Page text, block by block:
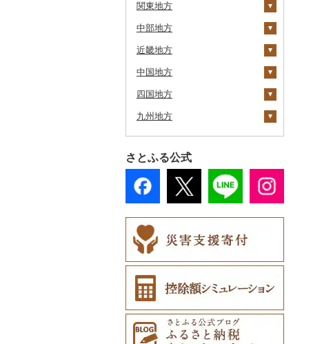
八雲町
鹿部町
江差町
白老町
せたな町
旭川市
森町
稚内市
標津町
清里町
北斗市
留萌市
釧路町
名寄市
美唄市
青森県
十和田市
大鰐町
南部町
五戸町
藤崎町
六ヶ所村
東北町
三戸町
東通村
おいらせ町
階上町
深浦町
青森市
岩手県
宮古市
軽米町
岩手町
矢巾町
釜石市
野田村
普代村
一戸町
紫波町
住田町
葛巻町
花巻市
宮城県
柴田町
色麻町
丸森町
大衡村
加美町
利府町
白石市
山元町
川崎町
村田町
栗原市
秋田県
大潟村
横手市
能代市
小坂町
仙北市
井川町
三種町
湯沢市
大館市
由利本荘市
山形県
村山市
尾花沢市
上山市
河北町
酒田市
長井市
南陽市
中山町
庄内町
福島県
天栄村
広野町
鏡石町
須賀川市
棚倉町
昭和村
下郷町
西郷村
関東地方
茨城県
土浦市
取手市
つくば市
稲敷市
潮来市
五霞町
北茨城市
境町
牛久市
つくばみらい市
下妻市
茨城町
栃木県
那須塩原市
市貝町
塩谷町
上三川町
佐野市
真岡市
高根沢町
栃木市
小山市
宇都宮市
栃木県（県庁）
群馬県
榛東村
下仁田町
玉村町
安中市
川場村
昭和村
明和町
桐生市
吉岡町
太田市
埼玉県
春日部市
蕨市
戸田市
毛呂山町
久喜市
川島町
川口市
飯能市
長瀞町
千葉県
勝浦市
袖ケ浦市
我孫子市
長柄町
八千代市
多古町
白子町
栄町
東京都
八王子市
日野市
昭島市
葛飾区
墨田区
東久留米市
利島村
神奈川県
南足柄市
松田町
中井町
山北町
真鶴町
清川村
中部地方
新潟県
十日町市
弥彦村
阿賀町
出雲崎町
魚沼市
佐渡市
燕市
関川村
加茂市
小千谷市
田上町
富山県
射水市
氷見市
朝日町
高岡市
魚津市
砺波市
黒部市
富山県（県庁）
小矢部市
滑川市
石川県
羽咋市
七尾市
白山市
穴水町
輪島市
石川県（県庁）
能登町
能美市
津幡町
福井県
美浜町
小浜市
越前町
若狭町
高浜町
福井県（県庁）
越前市
坂井市
山梨県
富士吉田市
甲斐市
山梨市
大月市
韮崎市
南アルプス市
市川三郷町
長野県
高森町
御代田町
青木村
長野県（県庁）
上松町
高山村
岐阜県
養老町
池田町
瑞穂市
飛騨市
岐南町
静岡県
静岡市
函南町
藤枝市
御殿場市
愛知県
清須市
安城市
北名古屋市
東栄町
近畿地方
三重県
鈴鹿市
伊賀市
木曽岬町
多気町
松阪市
桑名市
明和町
いなべ市
紀北町
熊野市
滋賀県
長浜市
高島市
草津市
近江八幡市
竜王町
湖南市
彦根市
栗東市
愛荘町
京都府
宮津市
伊根町
与謝野町
福知山市
城陽市
京丹後市
井手町
木津川市
大阪府
茨木市
豊能町
枚方市
泉佐野市
藤井寺市
能勢町
阪南市
兵庫県
上郡町
神河町
太子町
佐用町
多可町
朝来市
奈良県
曽爾村
宇陀市
山添村
大淀町
安堵町
和歌山県
有田市
広川町
和歌山市
海南市
中国地方
鳥取県
鳥取県（県庁）
米子市
大山町
琴浦町
日野町
北栄町
智頭町
江府町
八頭町
島根県
雲南市
海士町
津和野町
飯南町
知夫村
吉賀町
出雲市
奥出雲町
岡山県
津山市
西粟倉村
久米南町
新見市
浅口市
美作市
岡山市
広島県
安芸太田町
世羅町
廿日市市
福山市
広島市
庄原市
山口県
柳井市
山口県（県庁）
田布施町
防府市
上関町
四国地方
徳島県
阿波市
牟岐町
那賀町
三好市
藍住町
東みよし町
徳島県（県庁）
阿南市
香川県
高松市
直島町
さぬき市
三豊市
宇多津町
小豆島町
香川県（県庁）
愛媛県
今治市
鬼北町
八幡浜市
上島町
松前町
愛南町
高知県
香美市
芸西村
日高村
室戸市
黒潮町
九州地方
福岡県
那珂川市
添田町
大刀洗町
苅田町
春日市
上毛町
中間市
佐賀県
嬉野市
佐賀県（県庁）
江北町
多久市
伊万里市
神埼市
長崎県
松浦市
諫早市
長与町
対馬市
長崎県（県庁）
熊本県
湯前町
菊池市
山江村
宇城市
大分県
九重町
竹田市
別府市
中津市
宮崎県
宮崎市
木城町
川南町
指宿市
龍郷町
中種子町
沖縄県
うるま市
嘉手納町
さとふる公式